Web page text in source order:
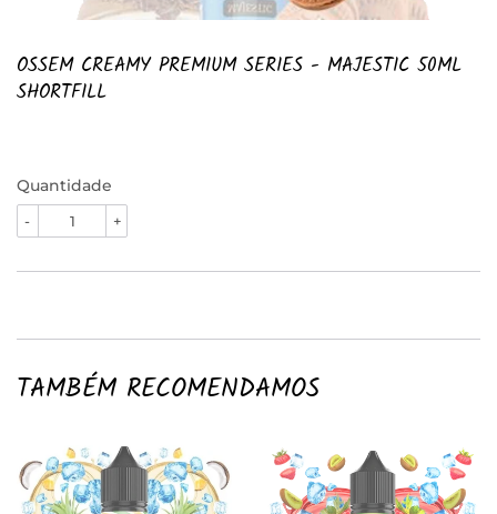
OSSEM CREAMY PREMIUM SERIES - MAJESTIC 50ML
SHORTFILL
Quantidade
+
-
TAMBÉM RECOMENDAMOS